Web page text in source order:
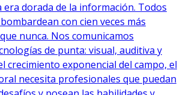
era dorada de la información. Todos
con cien veces más
nunca. Nos comunicamos
de punta: visual, auditiva y
crecimiento exponencial del campo, el
necesita profesionales que puedan